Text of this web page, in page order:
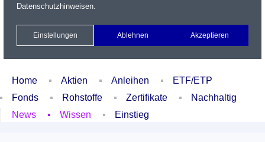
Xetra Realtime
Watchlist Portfolio Login
Home Aktien Anleihen
ETF/ETP
Fonds
Rohstoffe Zertifikate
Nachhaltig
News
Wissen Einstieg
Datenschutzhinweisen.
Einstellungen Ablehnen Akzeptieren